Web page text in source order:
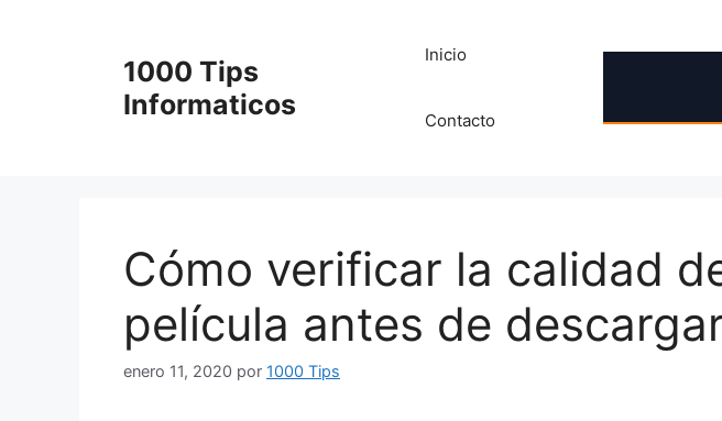
1000 Tips
Informaticos
Inicio
Contacto
Cómo verificar la calidad
película antes de
enero 11, 2020 por 1000 Tips